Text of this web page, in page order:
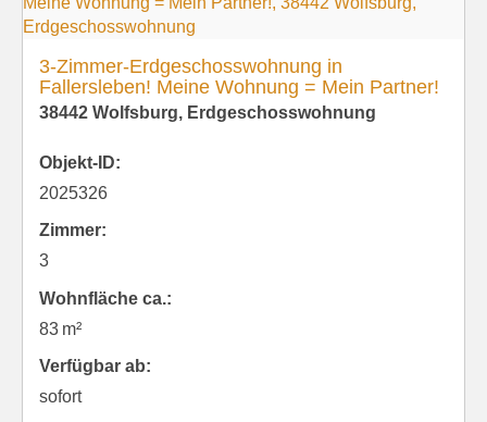
3-Zimmer-Erdgeschosswohnung in
Fallersleben! Meine Wohnung = Mein Partner!
38442 Wolfsburg, Erdgeschosswohnung
Objekt-ID:
2025326
Zimmer:
3
Wohnfläche ca.:
83 m²
Verfügbar ab:
sofort